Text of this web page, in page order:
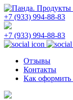
+7 (933) 994-88-83
+7 (933) 994-88-83
Отзывы
Контакты
Как оформить